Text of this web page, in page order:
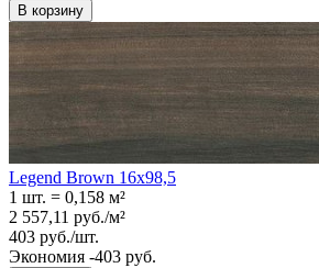
В корзину
Legend Brown 16x98,5
1 шт. = 0,158 м²
2 557,11 руб./м²
403 руб./шт.
Экономия -403 руб.